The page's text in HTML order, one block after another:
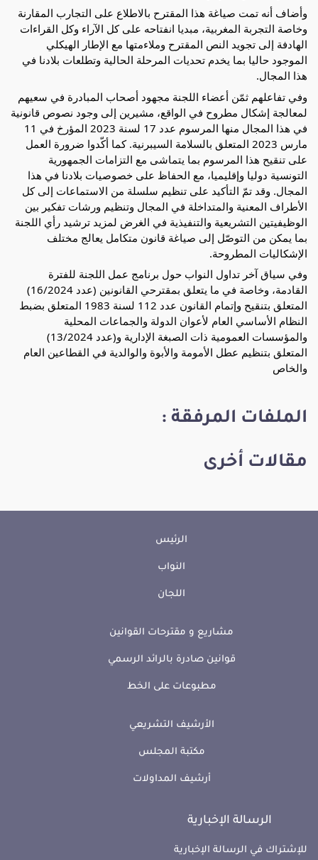
وأضاف أنه تمت صياغة هذا المقترح بالاطلاع على التجارب المقارنة
وخاصة التجربة المغربية، مبديا انفتاحه على كل الآراء وكل القراءات
الهادفة إلى تجويد النص المقترح وملاءمتها مع الإطار الهيكلي
الموجود حاليا بما يخدم تحديات المرحلة الحالية وتطلعات بلادنا في
هذا المجال.
وفي تفاعلهم ثمّن أعضاء اللجنة مجهود أصحاب المبادرة في سعيهم
لمعالجة إشكال مطروح في الواقع، مشيرين إلى وجود نصوص قانونية
في هذا المجال منها المرسوم عدد 17 لسنة 2023 المؤرخ في 11
مارس 2023 المتعلق بالسلامة السيبرنية. كما أكّدوا ضرورة العمل
على تنقيح هذا المرسوم بما يتماشى مع التزامات الجمهورية
التونسية دوليا وإقليميا، مع الحفاظ على خصوصيات بلادنا في هذا
المجال. وقد تمّ التأكيد على تنظيم سلسلة من الاستماعات إلى كل
الأطراف المعنية والمتداخلة في المجال وتنظيم ورشات تفكير بين
الوظيفيتين التشريعية والتنفيذية في الغرض لمزيد ترشيد رأي اللجنة
بما يمكن من التوصّل إلى صياغة قانون متكامل يعالج مختلف
الإشكاليات المطروحة.
وفي سياق آخر تداول النواب حول برنامج عمل اللجنة للفترة
القادمة، وخاصة في ما يتعلق بمقترحي القانونين (عدد 16/2024)
المتعلق بتنقيح وإتمام القانون عدد 112 لسنة 1983 المتعلق بضبط
النظام الأساسي العام لأعوان الدولة والجماعات المحلية
والمؤسسات العمومية ذات الصبغة الإدارية و(عدد 13/2024)
المتعلق بتنظيم عطل الأمومة والأبوة والوالدية في القطاعين العام
والخاص
الملفات المرفقة :
مقالات أخرى
الرئيس
النواب
اللجان
مشاريع و مقترحات القوانين
قوانين صادرة بالرائد الرسمي
مطبوعات على الخط
الأرشيف التشريعي
مكتبة المجلس
أرشيف المداولات
الرسالة الإخبارية
للإشتراك في الرسالة الإخبارية